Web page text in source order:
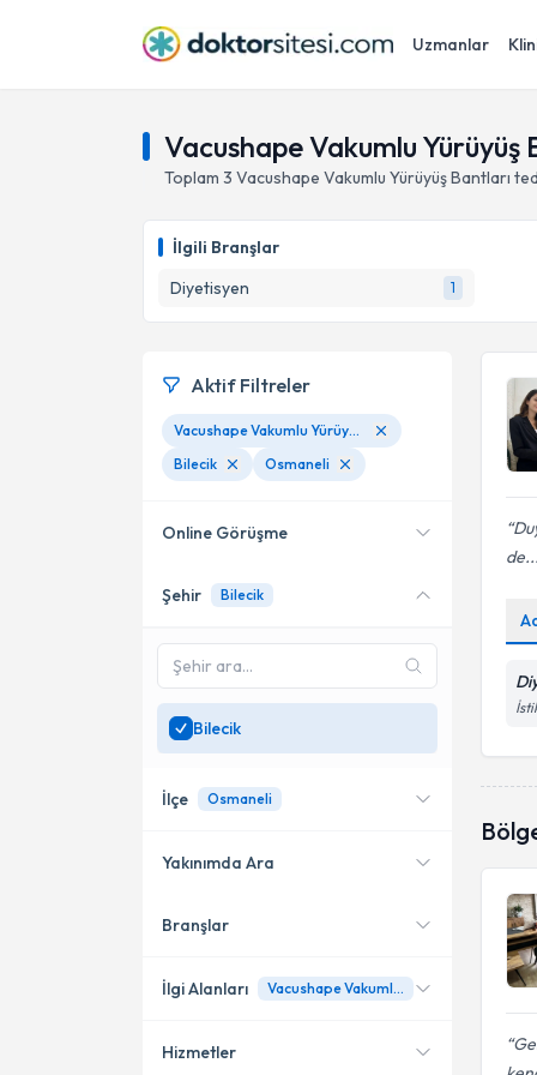
Uzmanlar
Vacushape Vakumlu
Toplam 3 Vacushape Vakumlu Yürüyüş Bantları
İlgili Branşlar
Diyetisyen
1
de...
Aktif Filtreler
Vacushape Vakumlu Yürüyüş Bantları
Bilecik
Osmaneli
Online Görüşme
Online danışmanlık sunan
SadeceBilecik
uzman ara
Şehir Bilecik
Bilecik
İlçe Osmaneli
Merkez
Osmaneli
Yakınımda Ara
Konumuma yakın uzmanları
Branşlar
Diyetisyen
İlgi Alanları Vacushape Vakumlu Yürüyüş Bantları
Hizmetler